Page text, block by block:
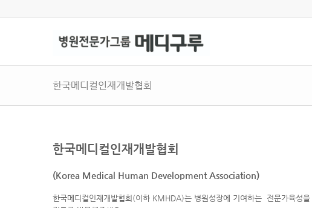
한국메디컬인재개발협회
한국메디컬인재개발협회
(Korea Medical Human Development Association)
한국메디컬인재개발협회(이하 KMHDA)는 병원성장에 기여하는 전문가육성